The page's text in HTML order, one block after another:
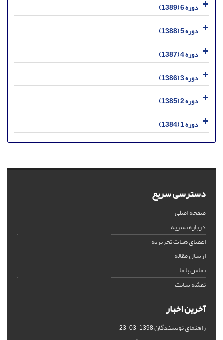
دوره 6 (1389)
دوره 5 (1388)
دوره 4 (1387)
دوره 3 (1386)
دوره 2 (1385)
دوره 1 (1384)
دسترسی سریع
صفحه اصلی
درباره نشریه
اعضای هیات تحریریه
ارسال مقاله
تماس با ما
نقشه سایت
آخرین اخبار
راهنمای نویسندگان1398-03-23